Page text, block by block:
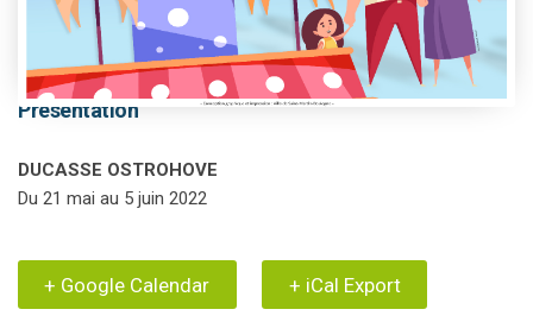
This event has passed.
Présentation
DUCASSE OSTROHOVE
Du 21 mai au 5 juin 2022
+ Google Calendar + iCal Export